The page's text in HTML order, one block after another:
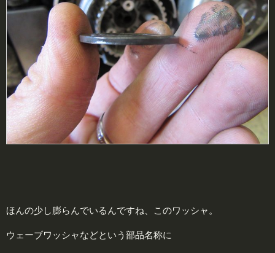
ほんの少し膨らんでいるんですね、このワッシャ。
ウェーブワッシャなどという部品名称に